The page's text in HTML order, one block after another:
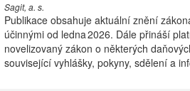
Sagit, a. s.
Publikace obsahuje aktuální znění
účinnými od ledna 2026. Dále přináší
novelizovaný zákon o některých
související vyhlášky, pokyny, sdělení a